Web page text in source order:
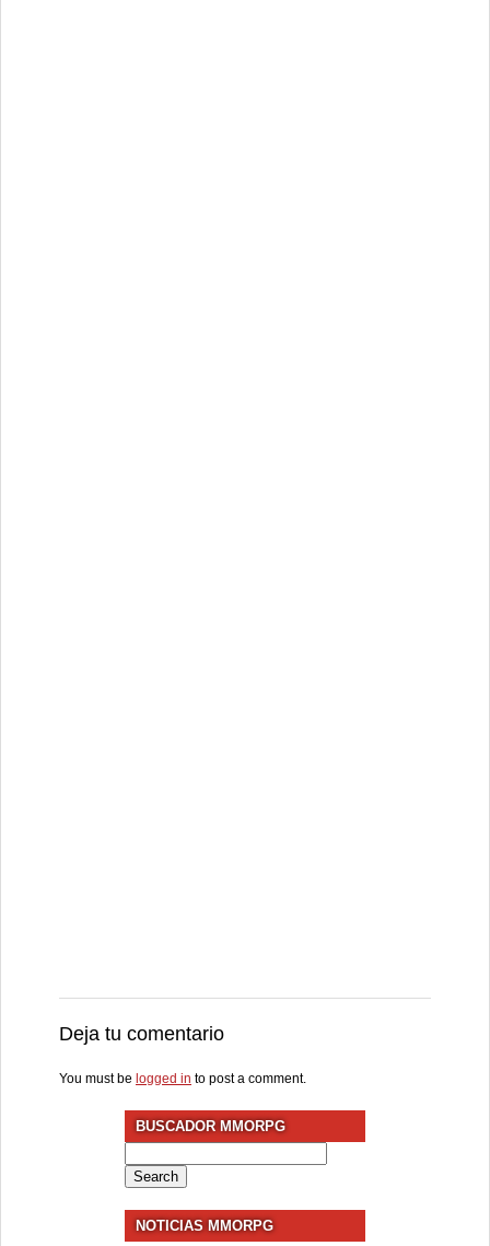
Deja tu comentario
You must be logged in to post a comment.
BUSCADOR MMORPG
for:
NOTICIAS MMORPG